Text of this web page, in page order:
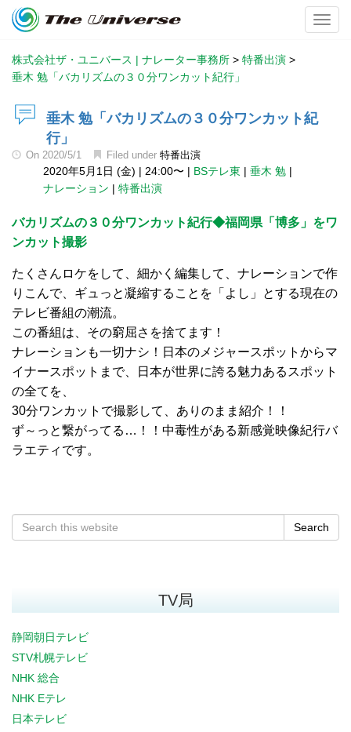
株式会社ザ・ユニバース | ナレーター事務所 > 特番出演 >
垂木 勉「バカリズムの３０分ワンカット紀行」
垂木 勉「バカリズムの３０分ワンカット紀
行」
On 2020/5/1 Filed under 特番出演
2020年5月1日 (金) | 24:00〜 | BSテレ東 | 垂木 勉 |
ナレーション | 特番出演
バカリズムの３０分ワンカット紀行◆福岡県「博多」をワ
ンカット撮影
たくさんロケをして、細かく編集して、ナレーションで作
りこんで、ギュっと凝縮することを「よし」とする現在の
テレビ番組の潮流。
この番組は、その窮屈さを捨てます！
ナレーションも一切ナシ！日本のメジャースポットからマ
イナースポットまで、日本が世界に誇る魅力あるスポット
の全てを、
30分ワンカットで撮影して、ありのまま紹介！！
ず～っと繋がってる…！！中毒性がある新感覚映像紀行バ
ラエティです。
Search
TV局
静岡朝日テレビ
STV札幌テレビ
NHK 総合
NHK Eテレ
日本テレビ